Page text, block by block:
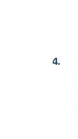
4.